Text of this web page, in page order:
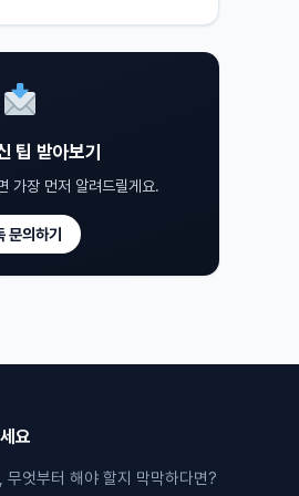
팁 받아보기
가장 먼저 알려드릴게요.
문의하기
요
무엇부터 해야 할지 막막하다면?